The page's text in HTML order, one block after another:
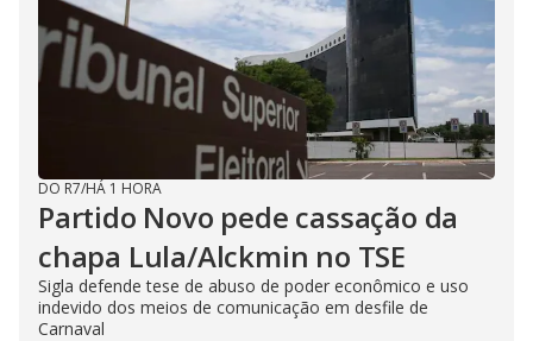
DO R7/HÁ 1 HORA
Partido Novo pede cassação da
chapa Lula/Alckmin no TSE
Sigla defende tese de abuso de poder econômico e uso
indevido dos meios de comunicação em desfile de
Carnaval